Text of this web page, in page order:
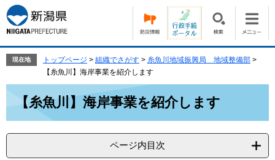
ー
ジ
の
で
ニ
ュ
ー
ば
本
文
現在地 トップページ > 組織でさがす > 糸魚川地域振興局 地域整備部 >
【糸魚川】海岸事業を紹介します
【糸魚川】海岸事業を紹介します
ページ内目次